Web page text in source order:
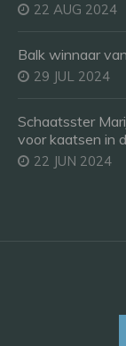
22 AUG 2024
Balk winnaar
29 JUL 2024
Schaatsster
voor kaatsen in
22 JUN 2024